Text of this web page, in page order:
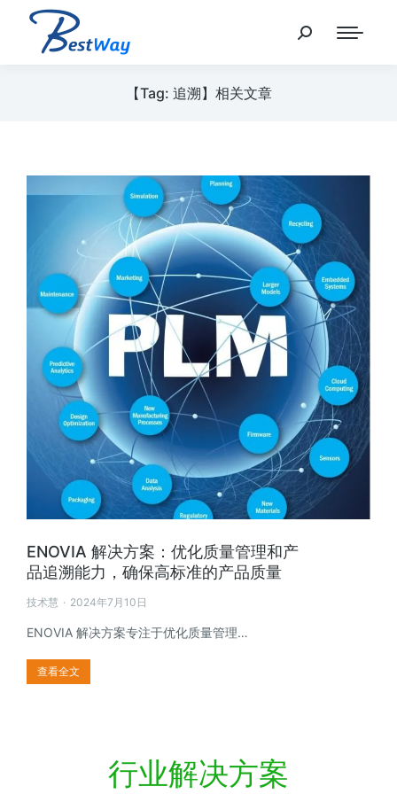
【Tag: 追溯】相关文章
ENOVIA 解决方案：优化质量管理和产
品追溯能力，确保高标准的产品质量
技术慧 2024年7月10日
ENOVIA 解决方案专注于优化质量管理…
查看全文
行业解决方案